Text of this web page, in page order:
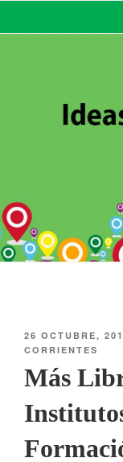
DE
26 OCTUBRE,
CORRIENTES
Más